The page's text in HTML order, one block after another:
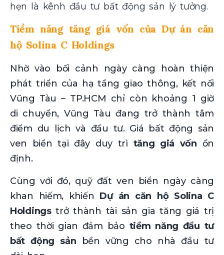
hẹn là kênh đầu tư bất động sản lý tưởng.
Tiềm năng tăng giá vốn của Dự án căn
hộ Solina C Holdings
Nhờ vào bối cảnh ngày càng hoàn thiện
phát triển của hạ tầng giao thông, kết nối
Vũng Tàu – TP.HCM chỉ còn khoảng 1 giờ
di chuyển, Vũng Tàu đang trở thành tâm
điểm du lịch và đầu tư. Giá bất động sản
ven biển tại đây duy trì tăng giá vốn ổn
định.
Cùng với đó, quỹ đất ven biển ngày càng
khan hiếm, khiến Dự án căn hộ Solina C
Holdingstrở thành tài sản gia tăng giá trị
theo thời gian đảm bảo tiềm năng đầu tư
bất động sản bền vững cho nhà đầu tư